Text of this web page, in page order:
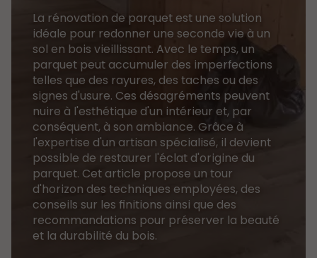
La rénovation de parquet est une solution
idéale pour redonner une seconde vie à un
sol en bois vieillissant. Avec le temps, un
parquet peut accumuler des imperfections
telles que des rayures, des taches ou des
signes d'usure. Ces désagréments peuvent
nuire à l'esthétique d'un intérieur et, par
conséquent, à son ambiance. Grâce à
l'expertise d'un artisan spécialisé, il devient
possible de restaurer l'éclat d'origine du
parquet. Cet article propose un tour
d'horizon des techniques employées, des
conseils sur les finitions ainsi que des
recommandations pour préserver la beauté
et la durabilité du bois.